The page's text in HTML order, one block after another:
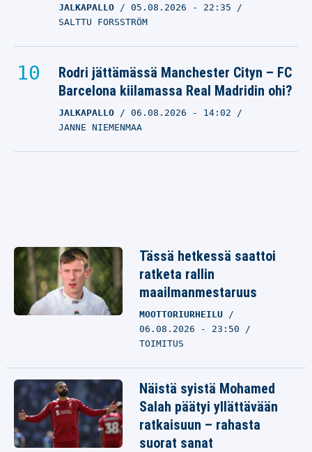
JALKAPALLO 05.08.2026 - 22:35
SALTTU FORSSTRÖM
Rodri jättämässä Manchester Cityn – FC
Barcelona kiilamassa Real Madridin ohi?
JALKAPALLO 06.08.2026 - 14:02
JANNE NIEMENMAA
Tässä hetkessä saattoi
ratketa rallin
maailmanmestaruus
MOOTTORIURHEILU
06.08.2026 - 23:50
TOIMITUS
Näistä syistä Mohamed
Salah päätyi yllättävään
ratkaisuun – rahasta
suorat sanat